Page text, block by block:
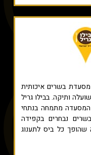
מסעדת בשרים איכותית
שנקרא שועלה ותיקה. בבילו גריל
המסעדה מתמחה בנתחי
נבחרים בקפידה
כל ביס לתענוג